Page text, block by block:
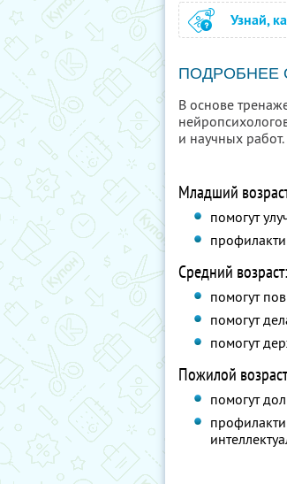
Узнай,
ПОДРОБНЕЕ
В основе
и научных работ.
Младший
помогут
Средний возраст:
помогут
помогут
помогут
Пожилой
помогут